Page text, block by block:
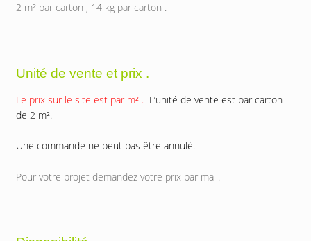
2 m² par carton , 14 kg par carton .
Unité de vente et prix .
Le prix sur le site est par m² . L’unité de vente est par carton
de 2 m².
Une commande ne peut pas être annulé.
Pour votre projet demandez votre prix par mail.